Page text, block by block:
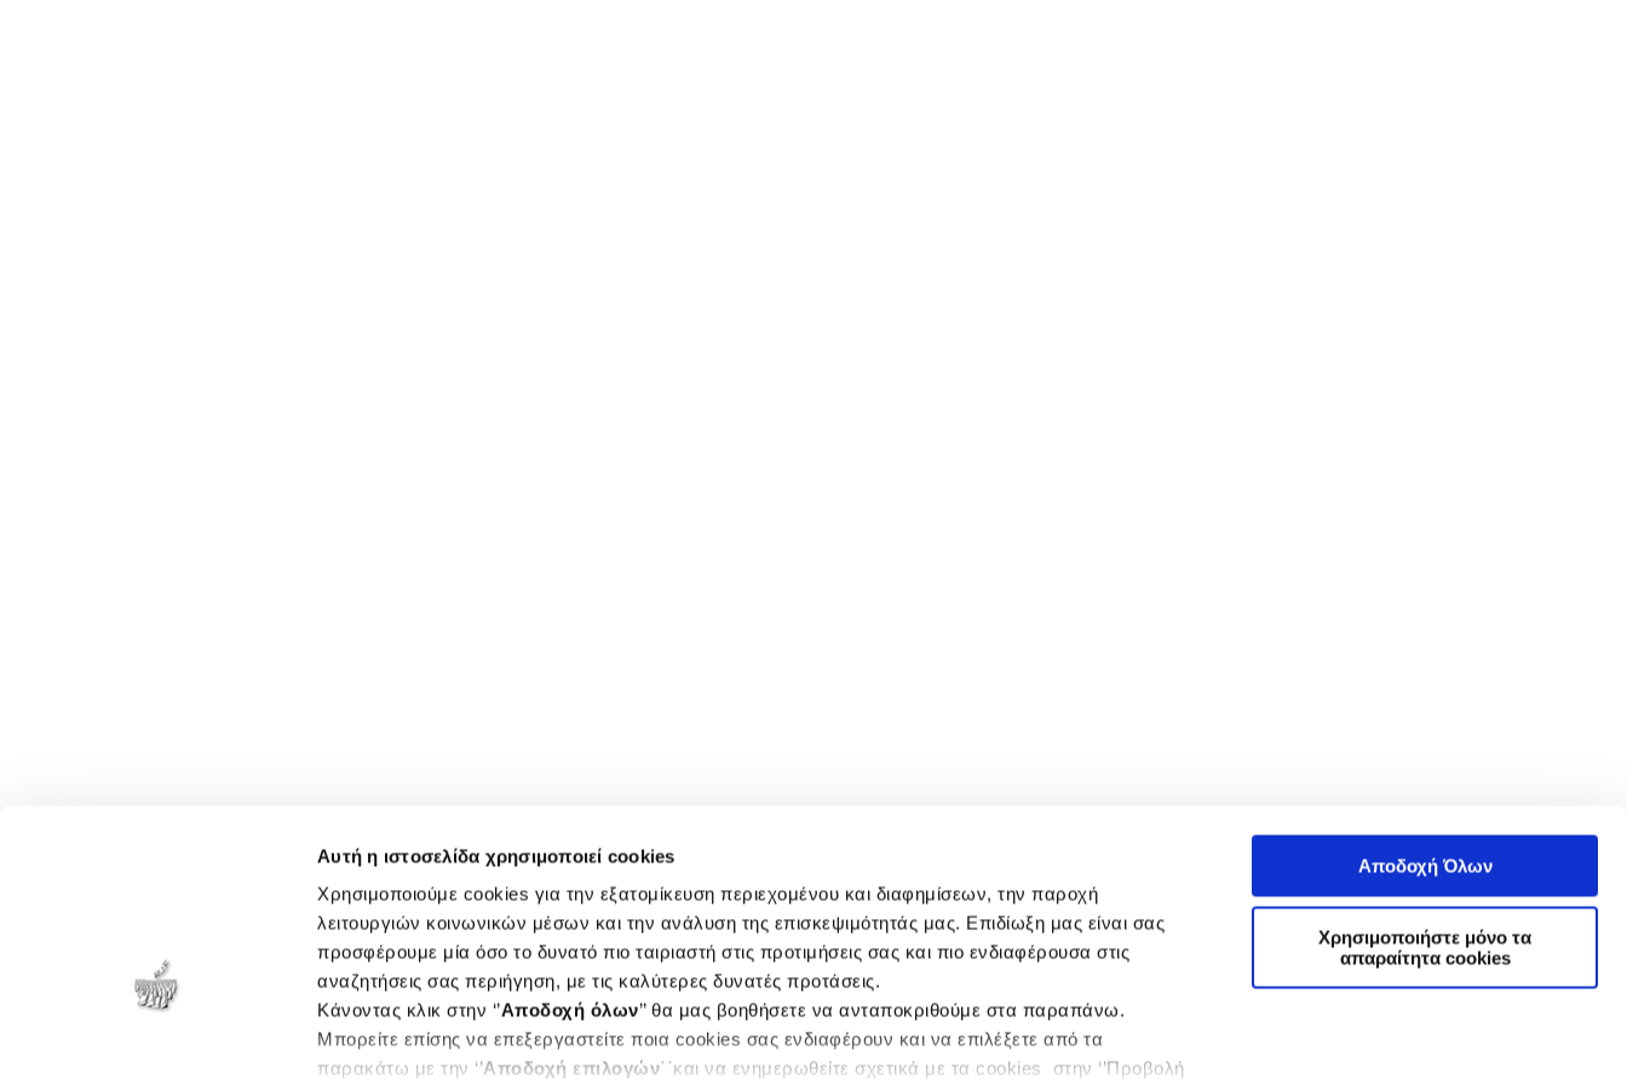
Αυτή η ιστοσελίδα χρησιμοποιεί cookies
Χρησιμοποιούμε cookies για την εξατομίκευση περιεχομένου και διαφημίσεων, την παροχή
λειτουργιών κοινωνικών μέσων και την ανάλυση της επισκεψιμότητάς μας. Επιδίωξη μας είναι σας
προσφέρουμε μία όσο το δυνατό πιο ταιριαστή στις προτιμήσεις σας και πιο ενδιαφέρουσα στις
αναζητήσεις σας περιήγηση, με τις καλύτερες δυνατές προτάσεις.
Κάνοντας κλικ στην ‘’Αποδοχή όλων’’ θα μας βοηθήσετε να ανταποκριθούμε στα παραπάνω.
Μπορείτε επίσης να επεξεργαστείτε ποια cookies σας ενδιαφέρουν και να επιλέξετε από τα
παρακάτω με την ‘’Αποδοχή επιλογών΄΄και να ενημερωθείτε σχετικά με τα cookies στην ‘’Προβολή
Αποδοχή Όλων
Χρησιμοποιήστε μόνο τα
απαραίτητα cookies